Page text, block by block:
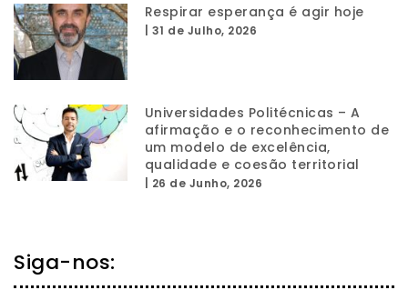
Respirar esperança é agir hoje
31 de Julho, 2026
Universidades Politécnicas – A
afirmação e o reconhecimento de
um modelo de excelência,
qualidade e coesão territorial
26 de Junho, 2026
Siga-nos: